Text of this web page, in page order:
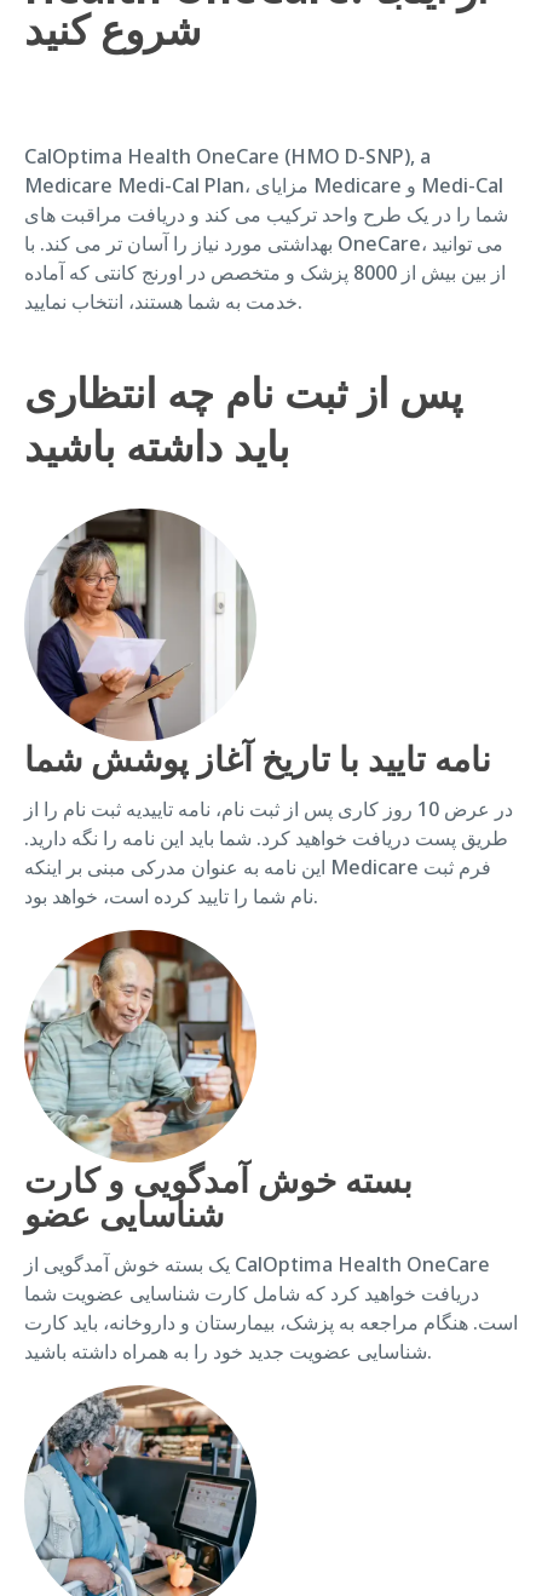
شروع کنید
CalOptima Health OneCare (HMO D-SNP), a
Medicare Medi-Cal Plan، مزایای Medicare و Medi-Cal
شما را در یک طرح واحد ترکیب می کند و دریافت مراقبت های
بهداشتی مورد نیاز را آسان تر می کند. با OneCare، می توانید
از بین بیش از 8000 پزشک و متخصص در اورنج کانتی که آماده
خدمت به شما هستند، انتخاب نمایید.
پس از ثبت نام چه انتظاری
باید داشته باشید
نامه تایید با تاریخ آغاز پوشش شما
در عرض 10 روز کاری پس از ثبت نام، نامه تاییدیه ثبت نام را از
طریق پست دریافت خواهید کرد. شما باید این نامه را نگه دارید.
این نامه به عنوان مدرکی مبنی بر اینکه Medicare فرم ثبت
نام شما را تایید کرده است، خواهد بود.
بسته خوش آمدگویی و کارت
شناسایی عضو
یک بسته خوش آمدگویی از CalOptima Health OneCare
دریافت خواهید کرد که شامل کارت شناسایی عضویت شما
است. هنگام مراجعه به پزشک، بیمارستان و داروخانه، باید کارت
شناسایی عضویت جدید خود را به همراه داشته باشید.